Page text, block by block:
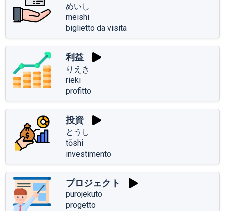
めいし
meishi
biglietto da visita
利益
りえき
rieki
profitto
投資
とうし
tōshi
investimento
プロジェクト
purojekuto
progetto